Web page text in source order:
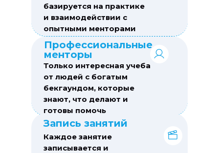
Профессиональные
менторы
Только интересная учеба
от людей с богатым
бекгаундом, которые
знают, что делают и
готовы помочь
Запись занятий
Каждое занятие
записывается и
базируется на практике
и взаимодействии с
опытными менторами